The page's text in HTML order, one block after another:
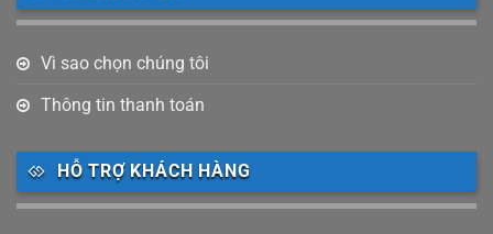
Vì sao chọn chúng tôi
Thông tin thanh toán
HỖ TRỢ KHÁCH HÀNG